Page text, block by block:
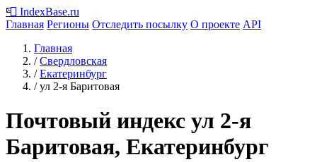
📮 IndexBase.ru
Главная Регионы Отследить посылку О проекте API
Главная
/ Свердловская
/ Екатеринбург
/ ул 2-я Баритовая
Почтовый индекс ул 2-я
Баритовая, Екатеринбург